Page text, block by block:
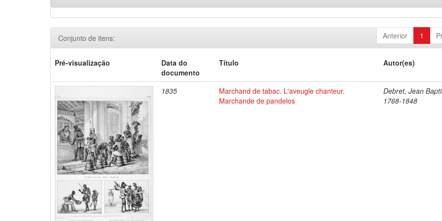
Anterior 1
Conjunto de itens:
Pré-visualização
Data do
documento
Título Autor(es)
1835
Marchand de tabac. L'aveugle chanteur.
Marchande de pandelos
Debret, Jean
1768-1848